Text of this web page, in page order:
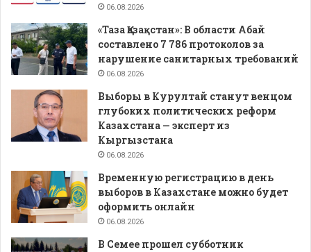
06.08.2026
«Таза Қазақстан»: В области Абай
составлено 7 786 протоколов за
нарушение санитарных требований
06.08.2026
Выборы в Курултай станут венцом
глубоких политических реформ
Казахстана — эксперт из
Кыргызстана
06.08.2026
Временную регистрацию в день
выборов в Казахстане можно будет
оформить онлайн
06.08.2026
В Семее прошел субботник